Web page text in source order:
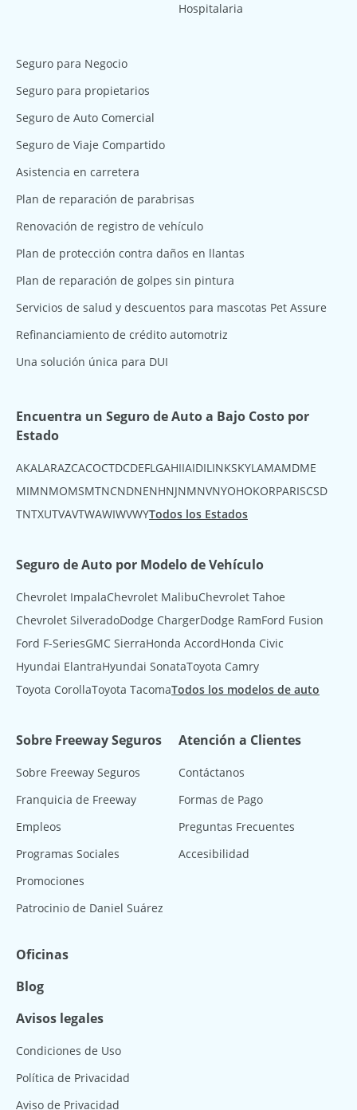
Hospitalaria
Seguro para Negocio
Seguro para propietarios
Seguro de Auto Comercial
Seguro de Viaje Compartido
Asistencia en carretera
Plan de reparación de parabrisas
Renovación de registro de vehículo
Plan de protección contra daños en llantas
Plan de reparación de golpes sin pintura
Servicios de salud y descuentos para mascotas Pet Assure
Refinanciamiento de crédito automotriz
Una solución única para DUI
Encuentra un Seguro de Auto a Bajo Costo por
Estado
AKALARAZCACOCTDCDEFLGAHIIAIDILINKSKYLAMAMDME
MIMNMOMSMTNCNDNENHNJNMNVNYOHOKORPARISCSD
TNTXUTVAVTWAWIWVWYTodos los Estados
Seguro de Auto por Modelo de Vehículo
Chevrolet ImpalaChevrolet MalibuChevrolet Tahoe
Chevrolet SilveradoDodge ChargerDodge RamFord Fusion
Ford F-SeriesGMC SierraHonda AccordHonda Civic
Hyundai ElantraHyundai SonataToyota Camry
Toyota CorollaToyota TacomaTodos los modelos de auto
Sobre Freeway Seguros
Sobre Freeway Seguros
Franquicia de Freeway
Empleos
Programas Sociales
Promociones
Patrocinio de Daniel Suárez
Atención a Clientes
Contáctanos
Formas de Pago
Preguntas Frecuentes
Accesibilidad
Oficinas
Blog
Avisos legales
Condiciones de Uso
Política de Privacidad
Aviso de Privacidad